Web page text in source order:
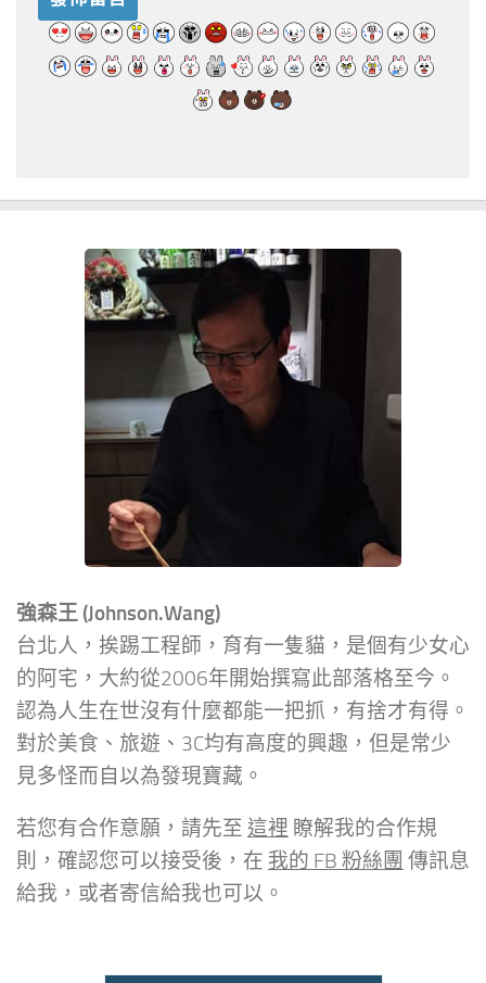
強森王 (Johnson.Wang)
台北人，挨踢工程師，育有一隻貓，是個有少女心
的阿宅，大約從2006年開始撰寫此部落格至今。
認為人生在世沒有什麼都能一把抓，有捨才有得。
對於美食、旅遊、3C均有高度的興趣，但是常少
見多怪而自以為發現寶藏。
若您有合作意願，請先至 這裡 瞭解我的合作規
則，確認您可以接受後，在 我的 FB 粉絲團 傳訊息
給我，或者寄信給我也可以。